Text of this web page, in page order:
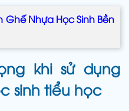
Ghế Nhựa Học Sinh Bền
khi sử dụng
sinh tiểu học